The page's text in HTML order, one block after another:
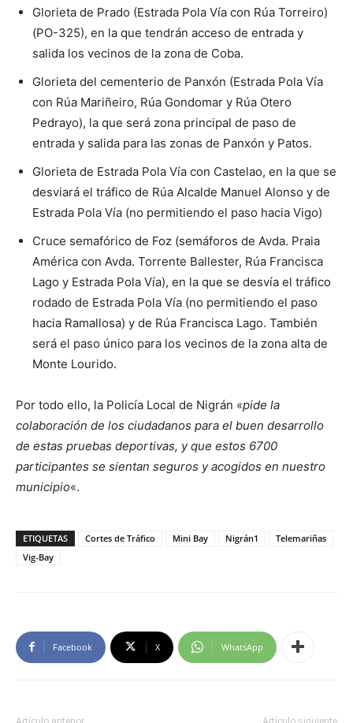
Glorieta de Prado (Estrada Pola Vía con Rúa Torreiro)
(PO-325), en la que tendrán acceso de entrada y
salida los vecinos de la zona de Coba.
Glorieta del cementerio de Panxón (Estrada Pola Vía
con Rúa Mariñeiro, Rúa Gondomar y Rúa Otero
Pedrayo), la que será zona principal de paso de
entrada y salida para las zonas de Panxón y Patos.
Glorieta de Estrada Pola Vía con Castelao, en la que se
desviará el tráfico de Rúa Alcalde Manuel Alonso y de
Estrada Pola Vía (no permitiendo el paso hacia Vigo)
Cruce semafórico de Foz (semáforos de Avda. Praia
América con Avda. Torrente Ballester, Rúa Francisca
Lago y Estrada Pola Vía), en la que se desvía el tráfico
rodado de Estrada Pola Vía (no permitiendo el paso
hacia Ramallosa) y de Rúa Francisca Lago. También
será el paso único para los vecinos de la zona alta de
Monte Lourido.
Por todo ello, la Policía Local de Nigrán «pide la
colaboración de los ciudadanos para el buen desarrollo
de estas pruebas deportivas, y que estos 6700
participantes se sientan seguros y acogidos en nuestro
municipio«.
ETIQUETAS Cortes de Tráfico Mini Bay Nigrán1
Telemariñas
Vig-Bay
Facebook X WhatsApp